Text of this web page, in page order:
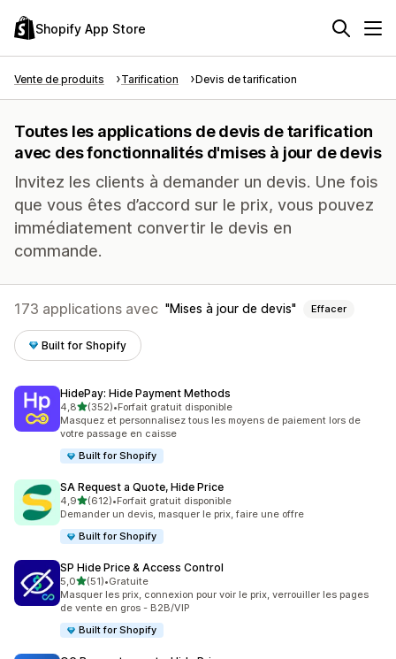
Shopify App Store
Vente de produits Tarification Devis de tarification
Toutes les applications de devis de tarification
avec des fonctionnalités d'mises à jour de devis
Invitez les clients à demander un devis. Une fois
que vous êtes d’accord sur le prix, vous pouvez
immédiatement convertir le devis en
commande.
173 applications avec Mises à jour de devis Effacer
Built for Shopify
HidePay: Hide Payment Methods
4,8étoile(s) sur 5
(352)
352 avis au total
•Forfait gratuit disponible
Masquez et personnalisez tous les moyens de paiement lors de
votre passage en caisse
Built for Shopify
SA Request a Quote, Hide Price
4,9étoile(s) sur 5
(612)
612 avis au total
•Forfait gratuit disponible
Demander un devis, masquer le prix, faire une offre
Built for Shopify
SP Hide Price & Access Control
5,0étoile(s) sur 5
(51)
51 avis au total
•Gratuite
Masquer les prix, connexion pour voir le prix, verrouiller les pages
de vente en gros - B2B/VIP
Built for Shopify